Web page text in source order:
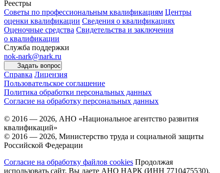
Реестры
Советы по профессиональным квалификациям Центры
оценки квалификации Сведения о квалификациях
Оценочные средства Свидетельства и заключения
о квалификации
Служба поддержки
nok-nark@nark.ru
Задать вопрос
Справка Лицензия
Пользовательское соглашение
Политика обработки персональных данных
Согласие на обработку персональных данных
© 2016 — 2026, АНО «Национальное агентство развития
квалификаций»
© 2016 — 2026, Министерство труда и социальной защиты
Российской Федерации
Согласие на обработку файлов cookies Продолжая
использовать сайт, Вы даете АНО НАРК (ИНН 7710475530),